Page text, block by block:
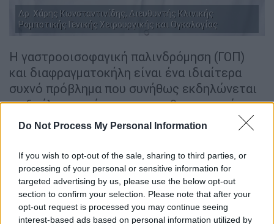
Do Not Process My Personal Information
If you wish to opt-out of the sale, sharing to third parties, or
processing of your personal or sensitive information for
targeted advertising by us, please use the below opt-out
section to confirm your selection. Please note that after your
opt-out request is processed you may continue seeing
interest-based ads based on personal information utilized by
Δρ. Χάρης Κωνσταντινίδης, Διευθυντής Κλινικής
Ρομποτικής Γενικής Χειρουργικής και Ογκολογίας
Η γαστροοισοφαγική παλινδρόμηση (ΓΟΠ)
και διαφραγματοκήλη είναι ένα ιδιαίτερα
συχνό πρόβλημα που συνήθως εκδηλώνεται
με ξινίλες, καούρες και οπισθοστερνικό
άλγους/βάρους. Στο κατώτερο τμήμα του
οισοφάγου υπάρχει ένας σύνθετος μυώδης
σφιγκτήρας που ενεργεί σαν βαλβίδα. Όταν
υπάρχει ΓΟΠ αυτός δυσλειτουργεί,
επιτρέποντας στα οξέα του στομάχου και
στις τροφές να παλινδρομούν, προκαλώντας
οισοφαγίτιδα, στενώσεις, έλκη και